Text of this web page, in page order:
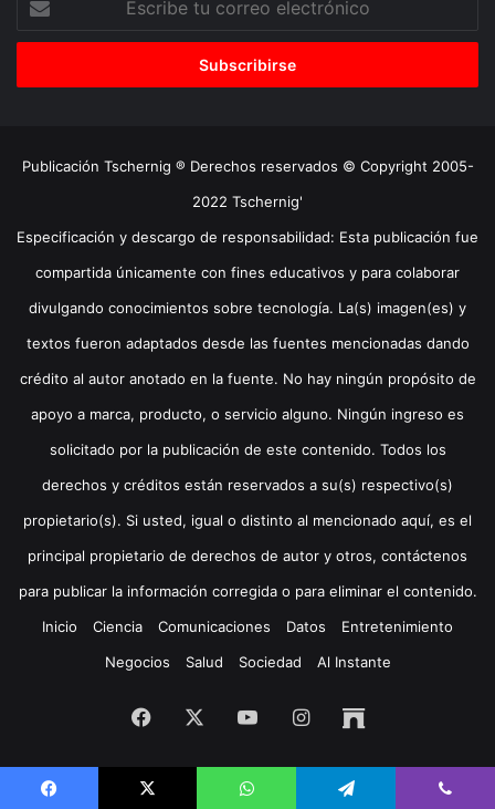
correo
Publicación Tschernig ® Derechos reservados © Copyright 2005-
2022 Tschernig'
Especificación y descargo de responsabilidad: Esta publicación fue
compartida únicamente con fines educativos y para colaborar
divulgando conocimientos sobre tecnología. La(s) imagen(es) y
textos fueron adaptados desde las fuentes mencionadas dando
crédito al autor anotado en la fuente. No hay ningún propósito de
apoyo a marca, producto, o servicio alguno. Ningún ingreso es
solicitado por la publicación de este contenido. Todos los
derechos y créditos están reservados a su(s) respectivo(s)
propietario(s). Si usted, igual o distinto al mencionado aquí, es el
principal propietario de derechos de autor y otros, contáctenos
para publicar la información corregida o para eliminar el contenido.
Inicio
Ciencia Comunicaciones Datos
Entretenimiento
Negocios
Salud Sociedad Al Instante
Facebook YouTubeInstagramArchive